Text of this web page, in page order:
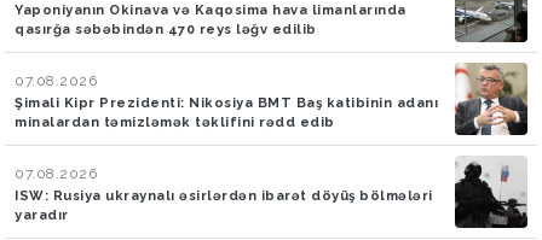
Yaponiyanın Okinava və Kaqosima hava limanlarında
qasırğa səbəbindən 470 reys ləğv edilib
07.08.2026
Şimali Kipr Prezidenti: Nikosiya BMT Baş katibinin adanı
minalardan təmizləmək təklifini rədd edib
07.08.2026
ISW: Rusiya ukraynalı əsirlərdən ibarət döyüş bölmələri
yaradır